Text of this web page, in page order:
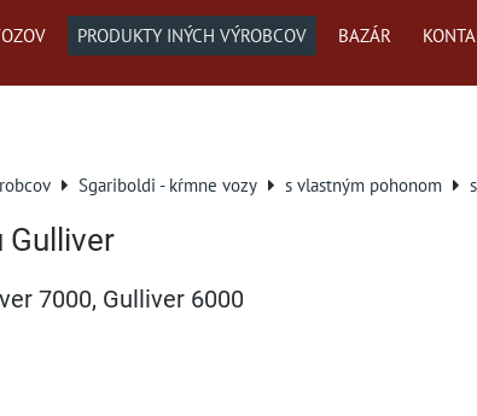
PRODUKTY INÝCH VÝROBCOV BAZÁR
Sgariboldi - kŕmne vozy s vlastným pohonom
Gulliver
7000, Gulliver 6000